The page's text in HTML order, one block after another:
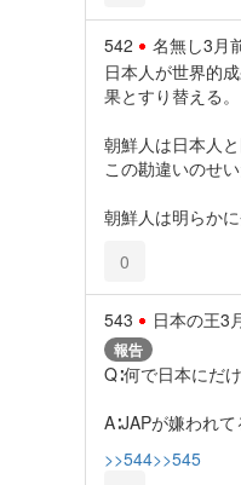
542 名無し3月
日本人が世界的
果とすり替える。
朝鮮人は日本人と
この勘違いのせい
朝鮮人は明らかに
0
543 日本の王3
報告
Q∶何で日本にだ
A∶JAPが嫌われ
>>544>>545